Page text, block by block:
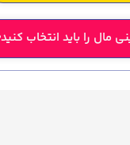
مال را باید انتخاب کنید